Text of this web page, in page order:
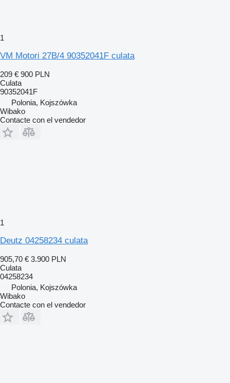
1
VM Motori 27B/4 90352041F culata
209 € 900 PLN
Culata
90352041F
Polonia, Kojszówka
Wibako
Contacte con el vendedor
1
Deutz 04258234 culata
905,70 € 3.900 PLN
Culata
04258234
Polonia, Kojszówka
Wibako
Contacte con el vendedor